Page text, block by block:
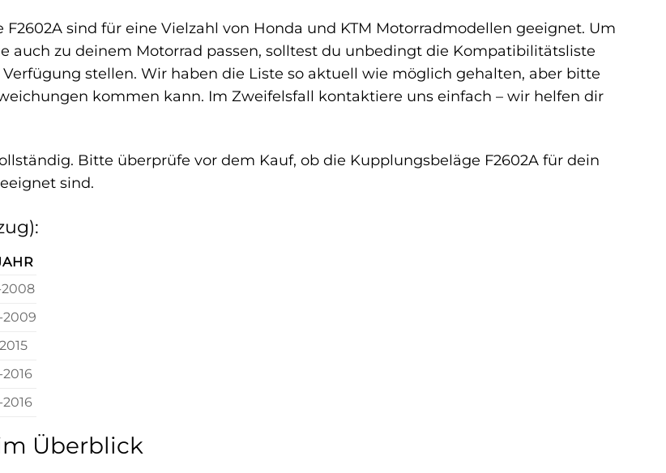
sind für eine Vielzahl von Honda und KTM Motorradmodellen geeignet. Um
auch zu deinem Motorrad passen, solltest du unbedingt die Kompatibilitätsliste
stellen. Wir haben die Liste so aktuell wie möglich gehalten, aber bitte
kommen kann. Im Zweifelsfall kontaktiere uns einfach – wir helfen dir
Bitte überprüfe vor dem Kauf, ob die Kupplungsbeläge F2602A für dein
sind.
Überblick